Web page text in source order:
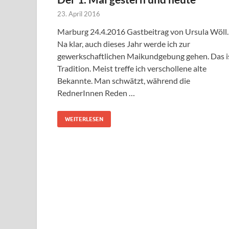
23. April 2016
Marburg 24.4.2016 Gastbeitrag von Ursula Wöll.
Na klar, auch dieses Jahr werde ich zur
gewerkschaftlichen Maikundgebung gehen. Das
Tradition. Meist treffe ich verschollene alte
Bekannte. Man schwätzt, während die
RednerInnen Reden …
WEITERLESEN